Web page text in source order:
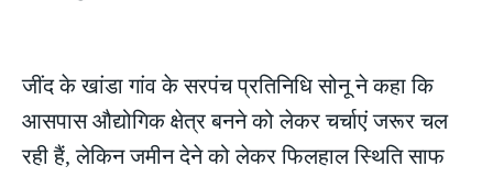
जींद के खांडा गांव के सरपंच प्रतिनिधि सोनू ने कहा कि
आसपास औद्योगिक क्षेत्र बनने को लेकर चर्चाएं जरूर चल
रही हैं, लेकिन जमीन देने को लेकर फिलहाल स्थिति साफ